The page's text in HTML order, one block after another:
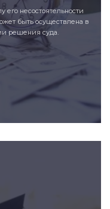
несостоятельности
быть осуществлена в
решения суда.